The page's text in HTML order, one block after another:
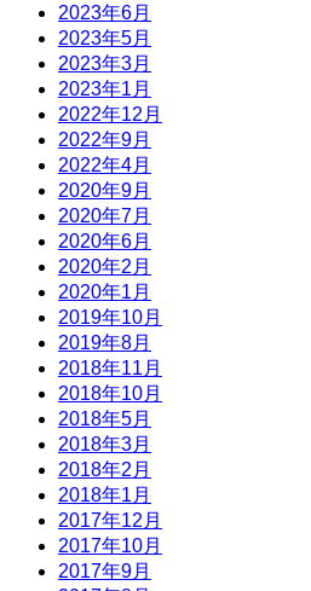
2023年6月
2023年5月
2023年3月
2023年1月
2022年12月
2022年9月
2022年4月
2020年9月
2020年7月
2020年6月
2020年2月
2020年1月
2019年10月
2019年8月
2018年11月
2018年10月
2018年5月
2018年3月
2018年2月
2018年1月
2017年12月
2017年10月
2017年9月